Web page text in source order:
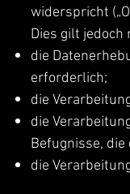
widerspricht
Dies gilt
die
erforderlich;
die
die
Befugnisse,
die